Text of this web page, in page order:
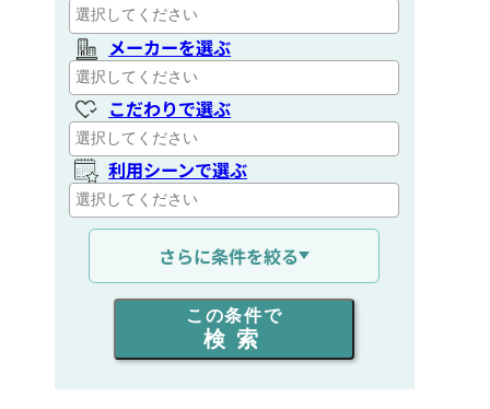
メーカーを選ぶ
こだわりで選ぶ
利用シーンで選ぶ
通信距離を選ぶ
出力を選ぶ
同時通話人数を選ぶ
さらに条件を絞る
この条件で
検索